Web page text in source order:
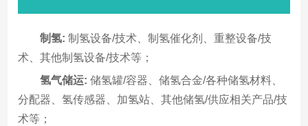
制氢: 制氢设备/技术、制氢催化剂、重整设备/技
术、其他制氢设备/技术等；
氢气储运: 储氢罐/容器、储氢合金/各种储氢材料、
分配器、氢传感器、加氢站、其他储氢/供应相关产品/技
术等；